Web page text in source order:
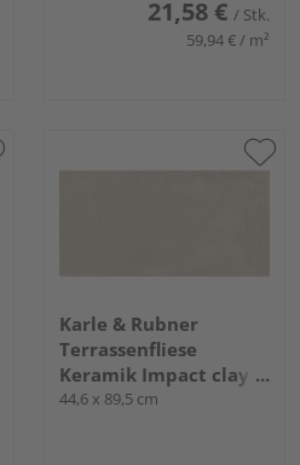
21,58 € / Stk.
59,94 € / m²
Karle & Rubner
Terrassenfliese
Keramik Impact clay
glatt TERRACON®
44,6 x 89,5 cm